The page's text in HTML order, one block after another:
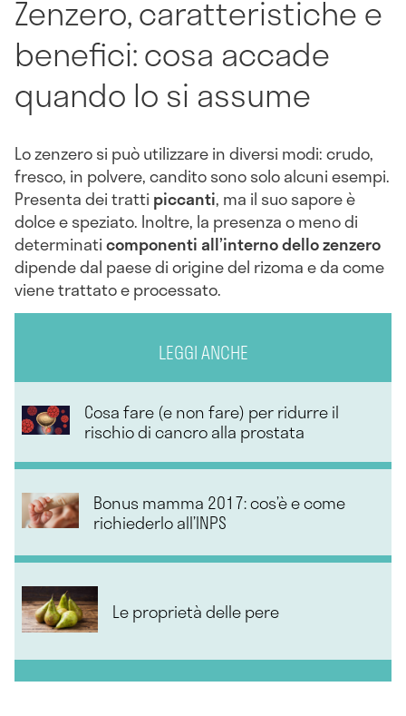
Zenzero, caratteristiche e
benefici: cosa accade
quando lo si assume
Lo zenzero si può utilizzare in diversi modi: crudo,
fresco, in polvere, candito sono solo alcuni esempi.
Presenta dei tratti piccanti, ma il suo sapore è
dolce e speziato. Inoltre, la presenza o meno di
determinaticomponenti all’interno dello zenzero
dipende dal paese di origine del rizoma e da come
viene trattato e processato.
LEGGI ANCHE
Cosa fare (e non fare) per ridurre il
rischio di cancro alla prostata
Bonus mamma 2017: cos’è e come
richiederlo all’INPS
Le proprietà delle pere